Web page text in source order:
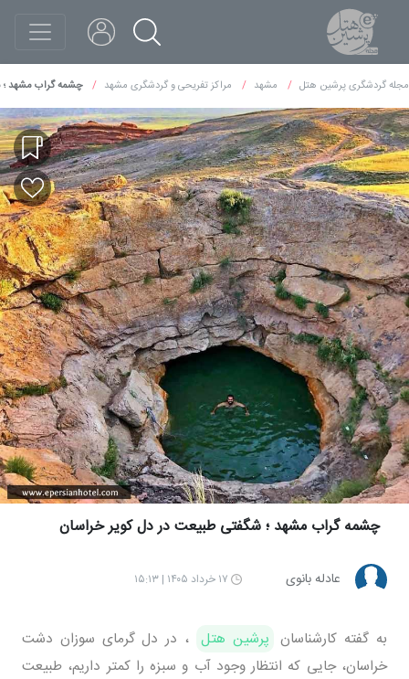
مجله گردشگری پرشین هتل مشهد مراکز تفریحی و گردشگری مشهد چشمه گراب مشهد ؛
چشمه گراب مشهد ؛ شگفتی طبیعت در دل کویر خراسان
عادله بانوی ۱۷ خرداد ۱۴۰۵ | ۱۵:۱۳
به گفته کارشناسان پرشین هتل ، در دل گرمای سوزان دشت
خراسان، جایی که انتظار وجود آب و سبزه را کمتر داریم، طبیعت